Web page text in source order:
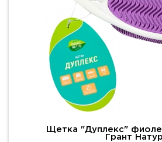
Щетка "Дуплекс"
Грант Натур